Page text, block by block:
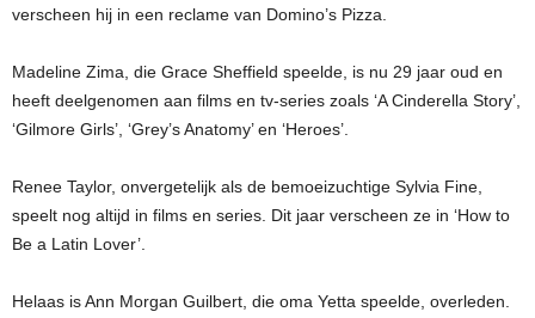
verscheen hij in een reclame van Domino’s Pizza.
Madeline Zima, die Grace Sheffield speelde, is nu 29 jaar oud en
heeft deelgenomen aan films en tv-series zoals ‘A Cinderella Story’,
‘Gilmore Girls’, ‘Grey’s Anatomy’ en ‘Heroes’.
Renee Taylor, onvergetelijk als de bemoeizuchtige Sylvia Fine,
speelt nog altijd in films en series. Dit jaar verscheen ze in ‘How to
Be a Latin Lover’.
Helaas is Ann Morgan Guilbert, die oma Yetta speelde, overleden.